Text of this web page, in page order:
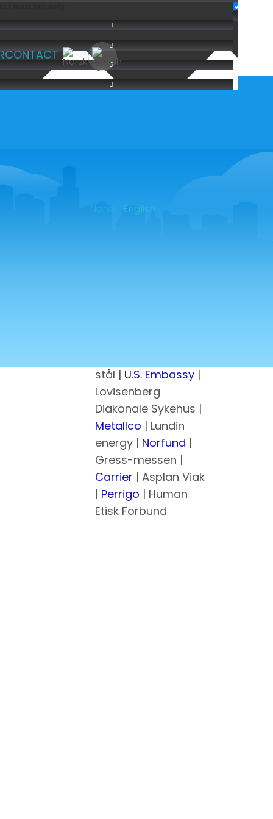
matches only
CONTACT
English
stål | U.S. Embassy |
Lovisenberg
Diakonale Sykehus |
Metallco | Lundin
energy | Norfund |
Gress-messen |
Carrier | Asplan Viak
| Perrigo | Human
Etisk Forbund